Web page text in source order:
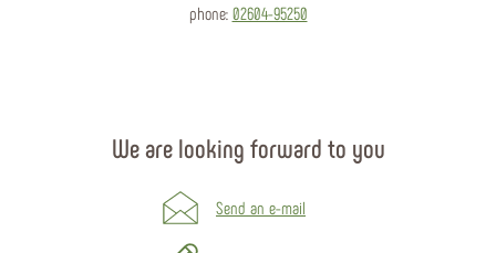
phone: 02604-95250
We are looking forward to you
Send an e-mail